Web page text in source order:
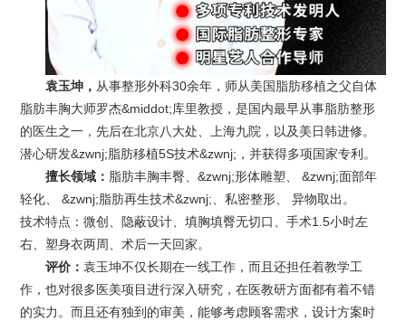
袁玉坤， 从事整形外科30余年，师从美国脂肪移植之父自体
脂肪丰胸大师罗杰&middot;库里教授，是国内最早从事脂肪整形
的医生之一，先后在北京八大处、上海九院，以及美日韩进修。
潜心研发&zwnj;脂肪移植5S技术&zwnj;，并获得多项国家专利。
擅长领域： 脂肪丰胸丰臀、&zwnj;形体雕塑、 &zwnj;面部年
轻化、 &zwnj;脂肪再生技术&zwnj;、私密整形、 异物取出。
技术特点：微创、隐蔽设计、填胸填臀无切口、手术1.5小时左
右、塑身衣两周、术后一天回家。
评价： 袁玉坤不仅长期在一线工作，而且还担任着教学工
作，也对很多医美项目进行深入研究，在医教研方面都有着不错
的实力。而且还有独到的审美，能够考虑顾客需求，设计方案时